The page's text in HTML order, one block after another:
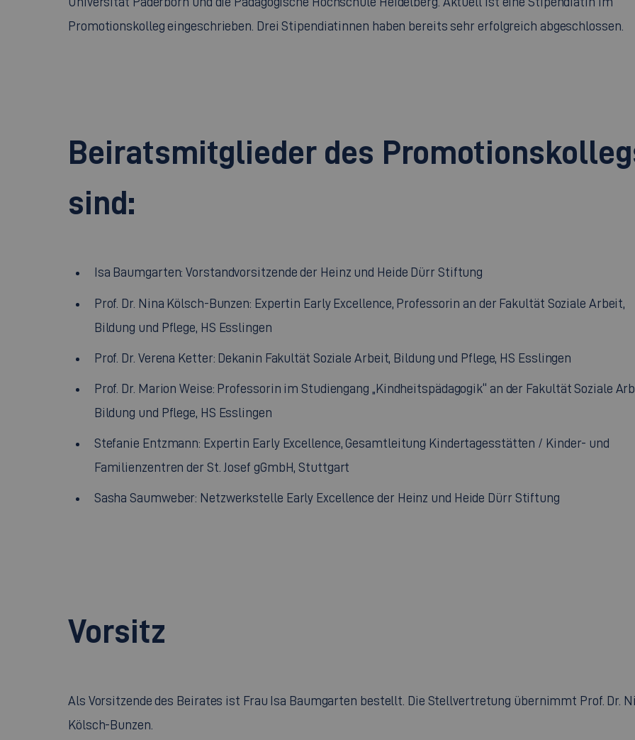
Promotionskolleg eingeschrieben. Drei Stipendiatinnen haben bereits sehr erfolgreich abgeschlossen.
Beiratsmitglieder des
sind:
Isa Baumgarten: Vorstandvorsitzende der Heinz und Heide Dürr Stiftung
Prof. Dr. Nina Kölsch-Bunzen: Expertin Early Excellence , Professorin an der Fakultät Soziale Arbeit,
Bildung und Pflege, HS Esslingen
Prof. Dr. Verena Ketter: Dekanin Fakultät Soziale Arbeit, Bildung und Pflege, HS Esslingen
Prof. Dr. Marion Weise: Professorin im Studiengang „Kindheitspädagogik“ an der Fakultät Soziale
Bildung und Pflege, HS Esslingen
Stefanie Entzmann: Expertin Early Excellence, Gesamtleitung Kindertagesstätten / Kinder- und
Familienzentren der St. Josef gGmbH, Stuttgart
Sasha Saumweber: Netzwerkstelle Early Excellence der Heinz und Heide Dürr Stiftung
Vorsitz
Als Vorsitzende des Beirates ist Frau Isa Baumgarten bestellt. Die Stellvertretung übernimmt Prof. Dr.
Kölsch-Bunzen.